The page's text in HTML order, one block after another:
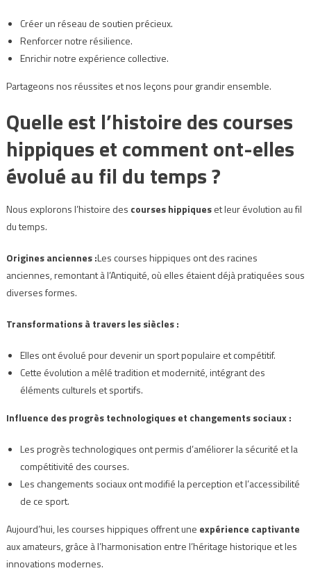
Créer un réseau de soutien précieux.
Renforcer notre résilience.
Enrichir notre expérience collective.
Partageons nos réussites et nos leçons pour grandir ensemble.
Quelle est l’histoire des courses
hippiques et comment ont-elles
évolué au fil du temps ?
Nous explorons l’histoire des courses hippiqueset leur évolution au fil
du temps.
Origines anciennes :Les courses hippiques ont des racines
anciennes, remontant à l’Antiquité, où elles étaient déjà pratiquées sous
diverses formes.
Transformations à travers les siècles :
Elles ont évolué pour devenir un sport populaire et compétitif.
Cette évolution a mêlé tradition et modernité, intégrant des
éléments culturels et sportifs.
Influence des progrès technologiques et changements sociaux :
Les progrès technologiques ont permis d’améliorer la sécurité et la
compétitivité des courses.
Les changements sociaux ont modifié la perception et l’accessibilité
de ce sport.
Aujourd’hui, les courses hippiques offrent une expérience captivante
aux amateurs, grâce à l’harmonisation entre l’héritage historique et les
innovations modernes.